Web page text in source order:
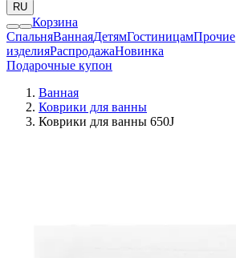
RU
Корзина
СпальняВаннаяДетямГостиницамПрочие
изделияPаспродажаНовинка
Подарочные купон
Ванная
Коврики для ванны
Коврики для ванны 650J